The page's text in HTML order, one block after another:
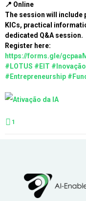
📍 Online
The session will
KICs, practical
dedicated Q&A session.
Register here:
https://forms.gle/
#LOTUS #EIT #Inovação
#Entrepreneurship
1